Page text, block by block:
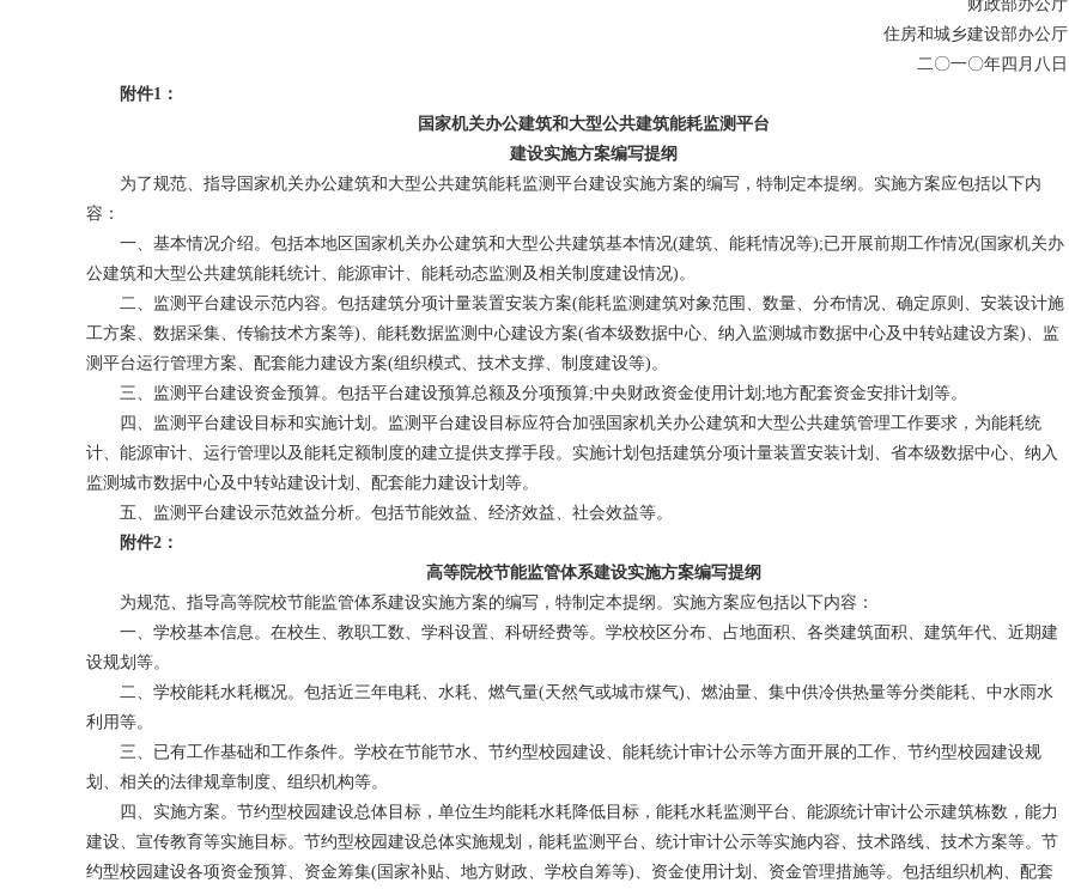
财政部办公厅
住房和城乡建设部办公厅
二〇一〇年四月八日
附件1：
国家机关办公建筑和大型公共建筑能耗监测平台
建设实施方案编写提纲
为了规范、指导国家机关办公建筑和大型公共建筑能耗监测平台建设实施方案的编写，特制定本提纲。实施方案应包括以下内
容：
一、基本情况介绍。包括本地区国家机关办公建筑和大型公共建筑基本情况(建筑、能耗情况等);已开展前期工作情况(国家机关办
公建筑和大型公共建筑能耗统计、能源审计、能耗动态监测及相关制度建设情况)。
二、监测平台建设示范内容。包括建筑分项计量装置安装方案(能耗监测建筑对象范围、数量、分布情况、确定原则、安装设计施
工方案、数据采集、传输技术方案等)、能耗数据监测中心建设方案(省本级数据中心、纳入监测城市数据中心及中转站建设方案)、监
测平台运行管理方案、配套能力建设方案(组织模式、技术支撑、制度建设等)。
三、监测平台建设资金预算。包括平台建设预算总额及分项预算;中央财政资金使用计划;地方配套资金安排计划等。
四、监测平台建设目标和实施计划。监测平台建设目标应符合加强国家机关办公建筑和大型公共建筑管理工作要求，为能耗统
计、能源审计、运行管理以及能耗定额制度的建立提供支撑手段。实施计划包括建筑分项计量装置安装计划、省本级数据中心、纳入
监测城市数据中心及中转站建设计划、配套能力建设计划等。
五、监测平台建设示范效益分析。包括节能效益、经济效益、社会效益等。
附件2：
高等院校节能监管体系建设实施方案编写提纲
为规范、指导高等院校节能监管体系建设实施方案的编写，特制定本提纲。实施方案应包括以下内容：
一、学校基本信息。在校生、教职工数、学科设置、科研经费等。学校校区分布、占地面积、各类建筑面积、建筑年代、近期建
设规划等。
二、学校能耗水耗概况。包括近三年电耗、水耗、燃气量(天然气或城市煤气)、燃油量、集中供冷供热量等分类能耗、中水雨水
利用等。
三、已有工作基础和工作条件。学校在节能节水、节约型校园建设、能耗统计审计公示等方面开展的工作、节约型校园建设规
划、相关的法律规章制度、组织机构等。
四、实施方案。节约型校园建设总体目标，单位生均能耗水耗降低目标，能耗水耗监测平台、能源统计审计公示建筑栋数，能力
建设、宣传教育等实施目标。节约型校园建设总体实施规划，能耗监测平台、统计审计公示等实施内容、技术路线、技术方案等。节
约型校园建设各项资金预算、资金筹集(国家补贴、地方财政、学校自筹等)、资金使用计划、资金管理措施等。包括组织机构、配套